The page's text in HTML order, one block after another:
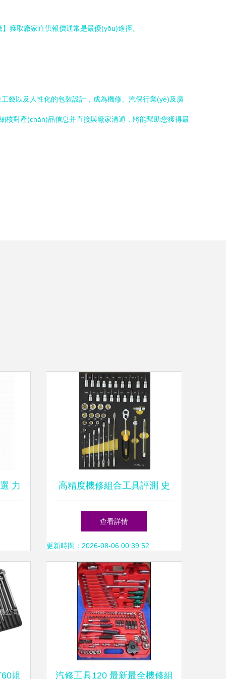
獲取廠家直供報價通常是最優(yōu)途徑。
藝以及人性化的包裝設計，成為機修、汽保行業(yè)及廣
核對產(chǎn)品信息并直接與廠家溝通，將能幫助您獲得最
力
金
高精度機修組合工具評測 史
丹利STANLEY 42件套實力登
場
查看詳情
更新時間：2026-08-06 00:39:52
規 汽修工具120 最新最全機修組